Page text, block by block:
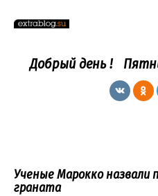
Добрый день !
Ученые Марокко назвали
граната